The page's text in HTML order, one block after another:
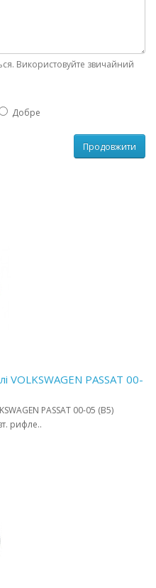
Використовуйте звичайний
Добре
Продовжити
VOLKSWAGEN PASSAT 00-
PASSAT 00-05 (B5)
рифле..